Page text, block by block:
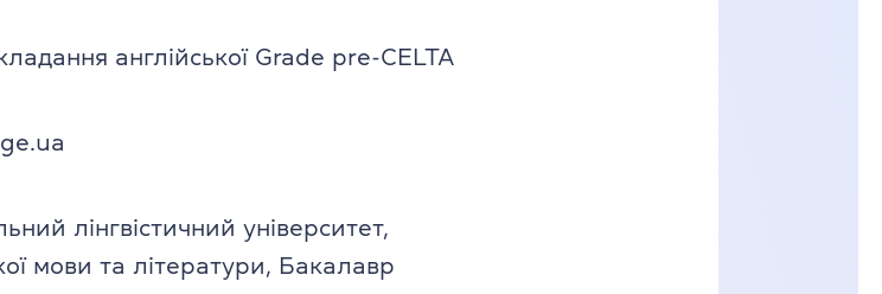
англійської Grade pre-CELTA
лінгвістичний університет,
мови та літератури, Бакалавр